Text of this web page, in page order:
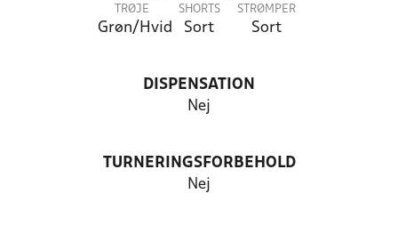
TRØJE
Grøn/Hvid
SHORTS
Sort
STRØMPER
Sort
DISPENSATION
Nej
TURNERINGSFORBEHOLD
Nej